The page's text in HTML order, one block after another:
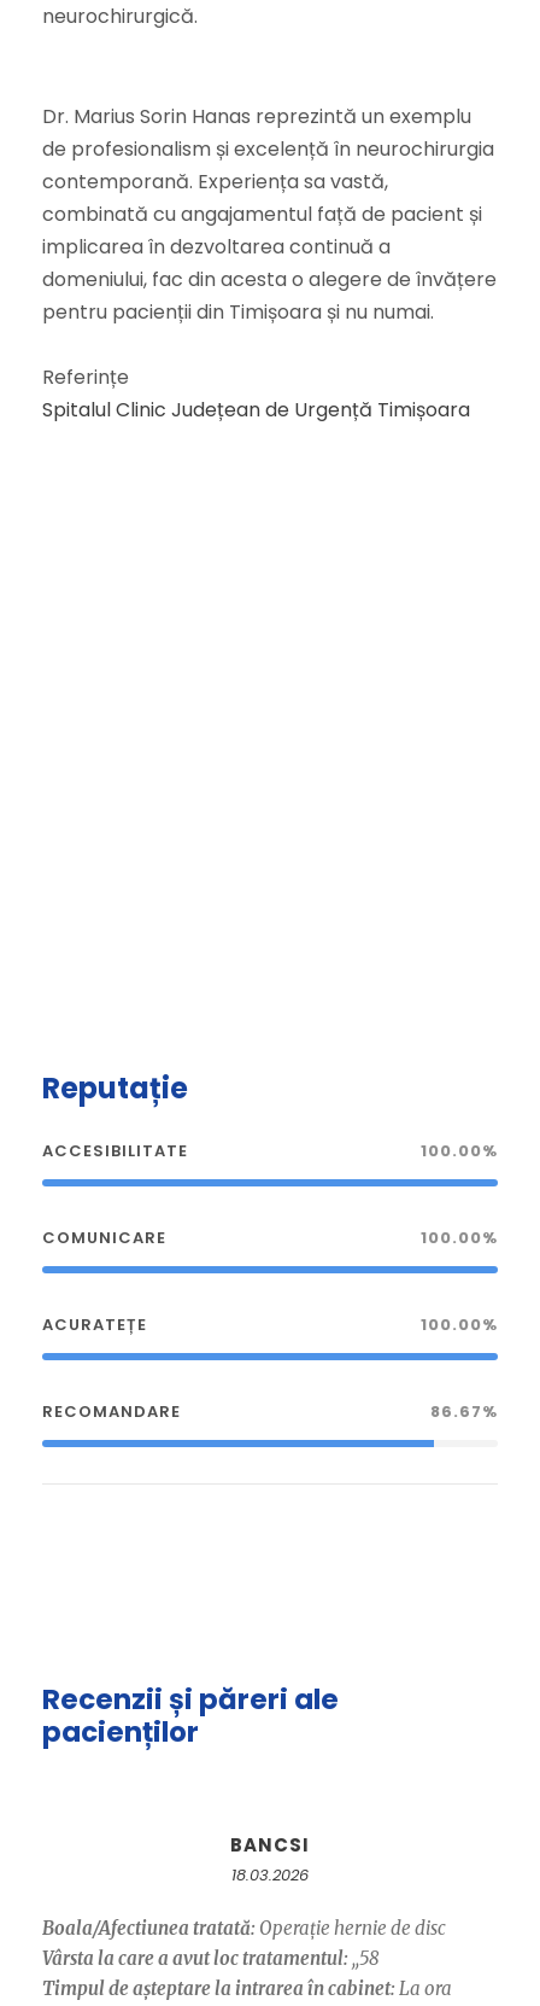
neurochirurgică.
Dr. Marius Sorin Hanas reprezintă un exemplu
de profesionalism și excelență în neurochirurgia
contemporană. Experiența sa vastă,
combinată cu angajamentul față de pacient și
implicarea în dezvoltarea continuă a
domeniului, fac din acesta o alegere de învățere
pentru pacienții din Timișoara și nu numai.
Referințe
Spitalul Clinic Județean de Urgență Timișoara
Reputație
ACCESIBILITATE 100.00%
COMUNICARE 100.00%
ACURATEȚE 100.00%
RECOMANDARE 86.67%
Recenzii și păreri ale
pacienților
BANCSI
18.03.2026
Boala/Afectiunea tratată: Operație hernie de disc
Vârsta la care a avut loc tratamentul: ,,58
Timpul de așteptare la intrarea în cabinet: La ora